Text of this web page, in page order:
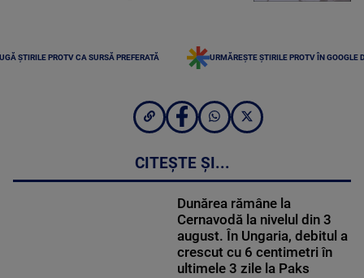
ȘTIRILE PROTV CA SURSĂ PREFERATĂ URMĂREȘTE ȘTIRILE PROTV ÎN GOOGLE
CITEȘTE ȘI...
Dunărea rămâne la
Cernavodă la nivelul din 3
august. În Ungaria, debitul a
crescut cu 6 centimetri în
ultimele 3 zile la Paks